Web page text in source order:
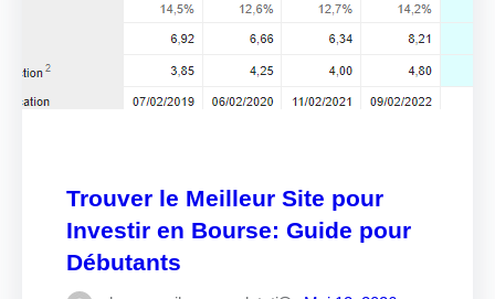
Trouver le Meilleur Site pour
Investir en Bourse: Guide pour
Débutants